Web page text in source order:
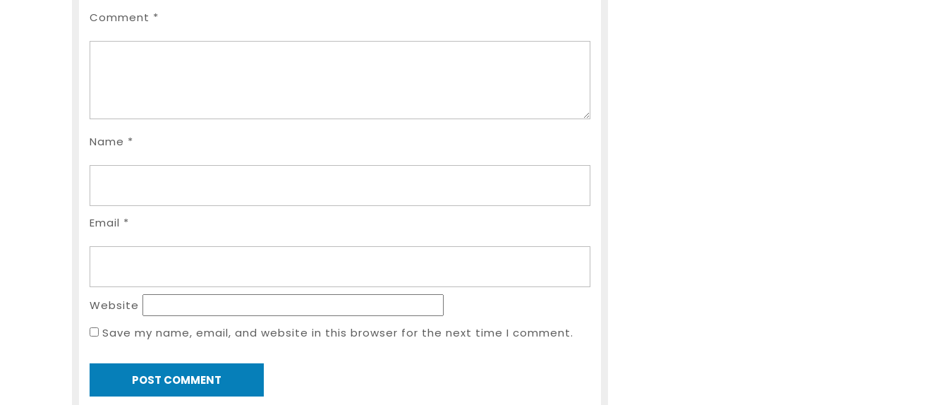
Comment *
Name *
Email *
Website
Save my name, email, and website in this browser for the next time I comment.